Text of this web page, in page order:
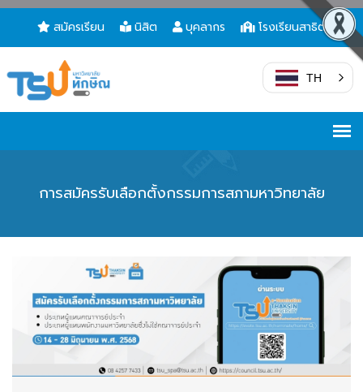
สมัครเรียน นิสิต บุคลากร โรงเรียนสาธิต
TH
การสมัครรับเลือกตั้งกรรมการสภามหาวิทยาลัย